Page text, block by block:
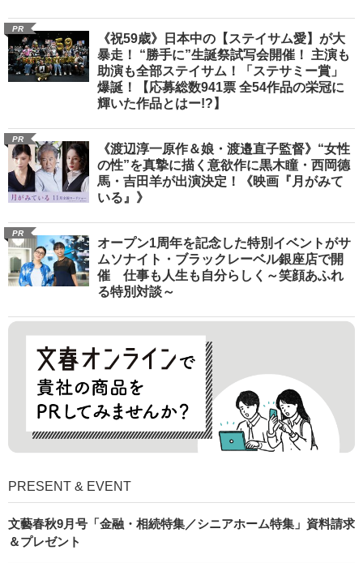
PR
《祝59歳》日本中の【ステイサム愛】が大
暴走！ “勝手に”生誕祭試写会開催！ 主演も
助演も全部ステイサム！「ステサミー賞」
爆誕！【応募総数941票 全54作品の栄冠に
輝いた作品とはー!?】
PR
《渡辺淳一原作＆娘・渡邉直子監督》“女性
の性”を真摯に描く意欲作に黒木瞳・西岡德
馬・吉田羊が出演決定！《映画『月がみて
いる』》
PR
オープン1周年を記念した特別イベントがサ
ムソナイト・ブラックレーベル銀座店で開
催 仕事も人生も自分らしく～笑顔あふれ
る特別対談～
PRESENT & EVENT
文藝春秋9月号「金融・相続特集／シニアホーム特集」資料請求
＆プレゼント